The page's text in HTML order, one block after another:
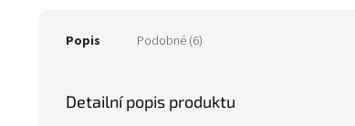
Popis Podobné (6)
Detailní popis produktu